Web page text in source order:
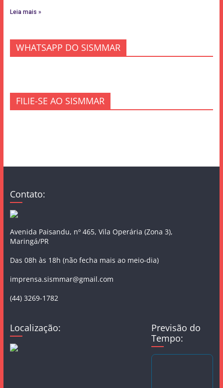
Leia mais »
WHATSAPP DO SISMMAR
FILIE-SE AO SISMMAR
Contato:
Avenida Paisandu, nº 465, Vila Operária (Zona 3),
Maringá/PR
Das 08h às 18h (não fecha mais ao meio-dia)
imprensa.sismmar@gmail.com
(44) 3269-1782
Localização:
Previsão do
Tempo: